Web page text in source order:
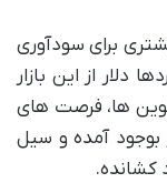
برای سودآوری
دلار از این بازار
ها، فرصت های
بوجود آمده و سیل
کشانده.